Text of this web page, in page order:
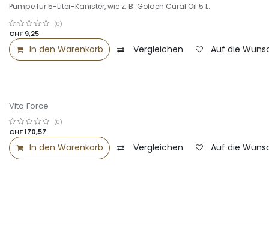
Pumpe für 5-Liter-Kanister, wie z. B. Golden Cural Oil 5 L.
(0)
CHF 9,25
In den Warenkorb Vergleichen Auf die
Vita Force
(0)
CHF170,57
In den Warenkorb Vergleichen Auf die